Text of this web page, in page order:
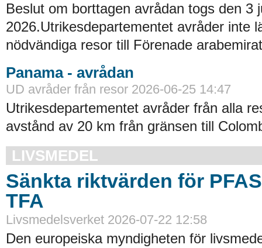
Beslut om borttagen avrådan togs den 3
2026.Utrikesdepartementet avråder inte
nödvändiga resor till Förenade
Panama - avrådan
UD avråder från resor 2026-06-25 14:47
Utrikesdepartementet avråder från alla
avstånd av 20 km från gränsen till
LIVSMEDEL
Sänkta riktvärden för
TFA
Livsmedelsverket 2026-07-22 12:58
Den europeiska myndigheten för